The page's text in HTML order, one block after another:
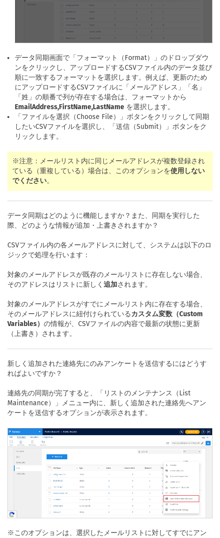
データ同期画面で「フォーマット（Format）」のドロップダウ
ンをクリックし、アップロードするCSVファイル内のデータ並び
順に一致するフォーマットを選択します。例えば、更新のため
にアップロードするCSVファイルに「メールアドレス」「名」
「姓」の順番で列が存在する場合は、フォーマットから
EmailAddress,FirstName,LastName を選択します。
「ファイルを選択（Choose File）」ボタンをクリックして同期
したいCSVファイルを選択し、「送信（Submit）」ボタンをク
リックします。
※注意：メールリスト内に同じメールアドレスが複数登録され
ている（重複している）場合は、このオプションを使用しない
でください。
データ同期はどのように機能しますか？また、同期を実行した
際、どのような情報が追加・上書きされますか？
CSVファイル内の各メールアドレスに対して、システムは以下のロ
ジックで処理を行います：
対象のメールアドレスが既存のメールリストに存在しない場合、
そのアドレスはリストに新しく 追加されます。
対象のメールアドレスがすでにメールリスト内に存在する場合、
そのメールアドレスに紐付けられているカスタム変数（Custom
Variables） の情報が、CSVファイルの内容で最新の状態に更新
（上書き）されます。
新しく追加された連絡先にのみアンケートを送信するにはどうす
ればよいですか？
連絡先の同期が完了すると、「リストのメンテナンス（List
Maintenance）」メニュー内に、新しく追加された連絡先へアン
ケートを送信するオプションが表示されます。
※このオプションは、選択したメールリストに対してすでにアン